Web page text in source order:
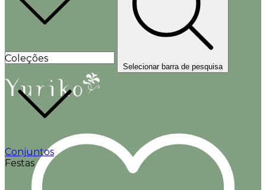
Coleções
Conjuntos
Festas
Selecionar barra de pesquisa